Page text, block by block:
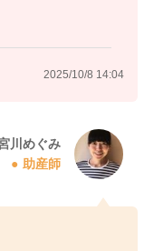
2025/10/8 14:04
川めぐみ
助産師